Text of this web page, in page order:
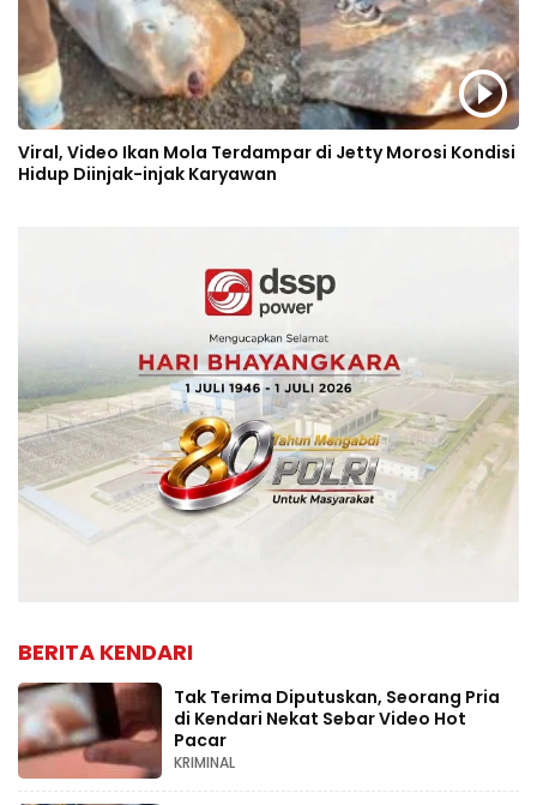
Viral, Video Ikan Mola Terdampar di Jetty Morosi Kondisi
Hidup Diinjak-injak Karyawan
BERITA KENDARI
Tak Terima Diputuskan, Seorang Pria
di Kendari Nekat Sebar Video Hot
Pacar
KRIMINAL